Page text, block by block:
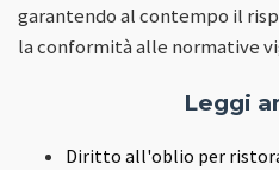
garantendo al contempo il
la conformità alle normative
Leggi
Diritto all'oblio per